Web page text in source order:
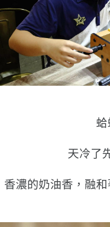
天冷了
香濃的奶油香，融